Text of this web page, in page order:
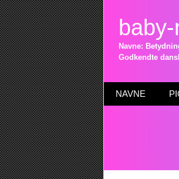
Navne:
Godkendte
NAVNE